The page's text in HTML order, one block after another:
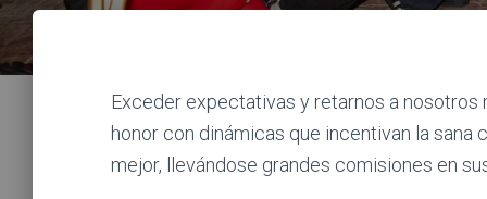
Exceder expectativas y retarnos a
honor con dinámicas que incentivan la
mejor, llevándose grandes comisiones en